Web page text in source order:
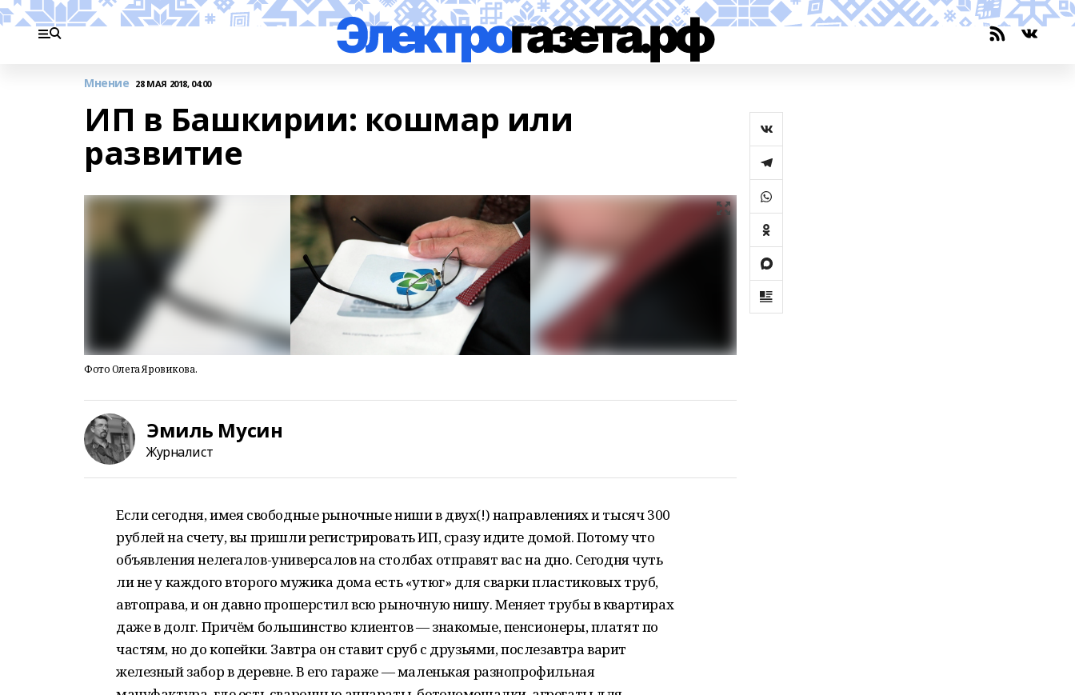
Мнение 28 МАЯ 2018, 04:00
ИП в Башкирии: кошмар или
развитие
Фото Олега Яровикова.
Эмиль Мусин
Журналист
Если сегодня, имея свободные рыночные ниши в двух(!) направлениях и тысяч 300
рублей на счету, вы пришли регистрировать ИП, сразу идите домой. Потому что
объявления нелегалов-универсалов на столбах отправят вас на дно. Сегодня чуть
ли не у каждого второго мужика дома есть «утюг» для сварки пластиковых труб,
автоправа, и он давно прошерстил всю рыночную нишу. Меняет трубы в квартирах
даже в долг. Причём большинство клиентов — знакомые, пенсионеры, платят по
частям, но до копейки. Завтра он ставит сруб с друзьями, послезавтра варит
железный забор в деревне. В его гараже — маленькая разнопрофильная